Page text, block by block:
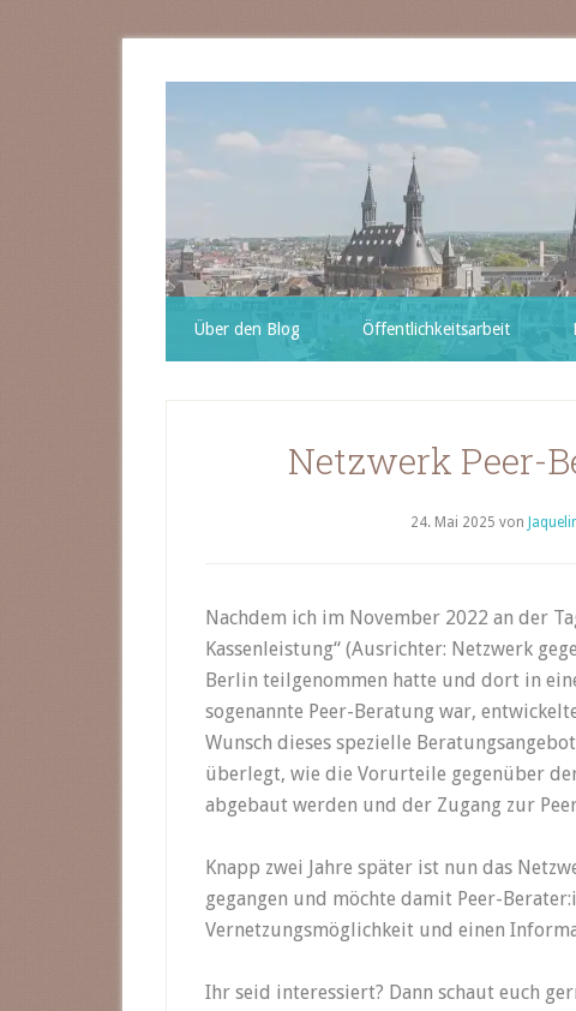
Über den Blog Öffentlichkeitsarbeit
Netzwerk Peer-
24. Mai 2025 von
Nachdem ich im November 2022 an der
Kassenleistung“ (Ausrichter: Netzwerk
Berlin teilgenommen hatte und dort in
sogenannte Peer-Beratung war,
Wunsch dieses spezielle
überlegt, wie die Vorurteile gegenüber
abgebaut werden und der Zugang zur
Knapp zwei Jahre später ist nun das
gegangen und möchte damit Peer-
Vernetzungsmöglichkeit und einen
Ihr seid interessiert? Dann schaut euch